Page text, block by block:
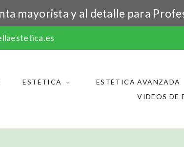
mayorista y al detalle para
ESTÉTICA ESTÉTICA AVANZADA
VIDEOS DE